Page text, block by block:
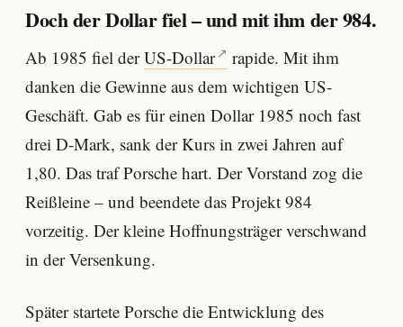
Doch der Dollar fiel – und mit ihm der 984.
Ab 1985 fiel derUS-Dollar
rapide. Mit ihm
danken die Gewinne aus dem wichtigen US-
Geschäft. Gab es für einen Dollar 1985 noch fast
drei D-Mark, sank der Kurs in zwei Jahren auf
1,80. Das traf Porsche hart. Der Vorstand zog die
Reißleine – und beendete das Projekt 984
vorzeitig. Der kleine Hoffnungsträger verschwand
in der Versenkung.
Später startete Porsche die Entwicklung des